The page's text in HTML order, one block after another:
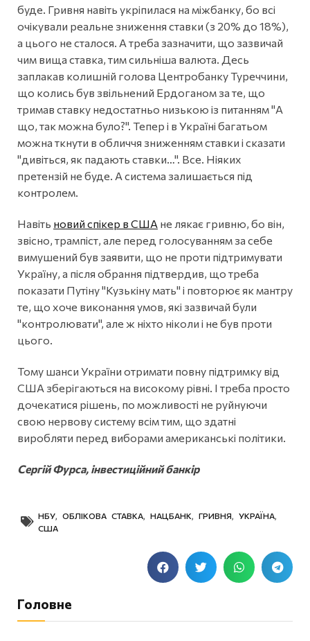
буде. Гривня навіть укріпилася на міжбанку, бо всі
очікували реальне зниження ставки (з 20% до 18%),
а цього не сталося. А треба зазначити, що зазвичай
чим вища ставка, тим сильніша валюта. Десь
заплакав колишній голова Центробанку Туреччини,
що колись був звільнений Ердоганом за те, що
тримав ставку недостатньо низькою із питанням "А
що, так можна було?". Тепер і в Україні багатьом
можна ткнути в обличчя зниженням ставки і сказати
"дивіться, як падають ставки…". Все. Ніяких
претензій не буде. А система залишається під
контролем.
Навіть новий спікер в США не лякає гривню, бо він,
звісно, трампіст, але перед голосуванням за себе
вимушений був заявити, що не проти підтримувати
Україну, а після обрання підтвердив, що треба
показати Путіну "Кузькіну мать" і повторює як мантру
те, що хоче виконання умов, які зазвичай були
"контролювати", але ж ніхто ніколи і не був проти
цього.
Тому шанси України отримати повну підтримку від
США зберігаються на високому рівні. І треба просто
дочекатися рішень, по можливості не руйнуючи
свою нервову систему всім тим, що здатні
виробляти перед виборами американські політики.
Сергій Фурса, інвестиційний банкір
НБУ ОБЛІКОВА СТАВКА НАЦБАНК ГРИВНЯ УКРАЇНА
США
Головне